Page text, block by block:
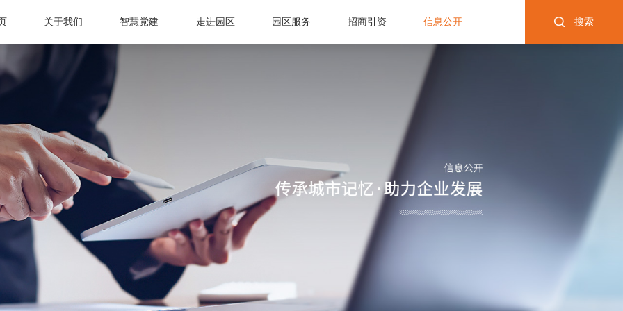
关于我们 智慧党建 走进园区 园区服务 招商引资 信息公开 搜索